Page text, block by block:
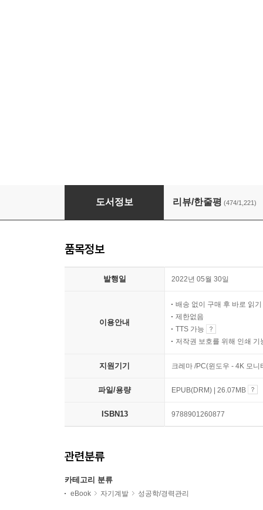
도서정보 리뷰/한줄평 (474/1,221)
품목정보
발행일 2022년 05월 30일
이용안내
배송 없이 구매 후 바로 읽기
제한없음
TTS 가능
저작권 보호를 위해 인쇄 기
지원기기 크레마 /PC(윈도우 - 4K 모
파일/용량 EPUB(DRM) | 26.07MB
ISBN13 9788901260877
관련분류
카테고리 분류
eBook 자기계발 성공학/경력관리